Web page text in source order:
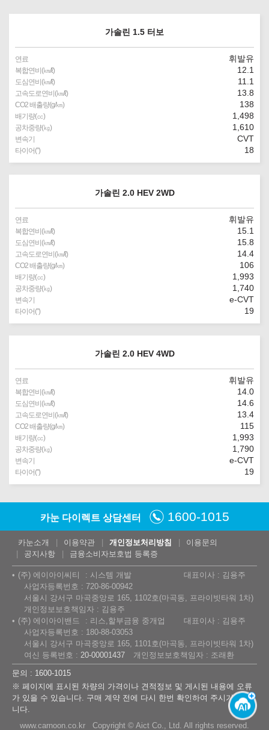
가솔린 1.5 터보
연료 휘발유
복합연비(㎞/ℓ) 12.1
도심연비(㎞/ℓ) 11.1
고속도로연비(㎞/ℓ) 13.8
CO2 배출량(g/㎞) 138
배기량(㏄) 1,498
공차중량(㎏) 1,610
변속기 CVT
타이어(″) 18
가솔린 2.0 HEV 2WD
연료 휘발유
복합연비(㎞/ℓ) 15.1
도심연비(㎞/ℓ) 15.8
고속도로연비(㎞/ℓ) 14.4
CO2 배출량(g/㎞) 106
배기량(㏄) 1,993
공차중량(㎏) 1,740
변속기 e-CVT
타이어(″) 19
가솔린 2.0 HEV 4WD
연료 휘발유
복합연비(㎞/ℓ) 14.0
도심연비(㎞/ℓ) 14.6
고속도로연비(㎞/ℓ) 13.4
CO2 배출량(g/㎞) 115
배기량(㏄) 1,993
공차중량(㎏) 1,790
변속기 e-CVT
타이어(″) 19
카눈 다이렉트 상담센터 1600-1015
카눈소개 이용약관 개인정보처리방침
이용문의
공지사항
금융소비자보호법 등록증
(주) 에이아이씨티 시스템 개발
대표이사 : 김용주
사업자등록번호 : 720-86-00942
서울시 강서구 마곡중앙로 165, 1102호(마곡동, 프라이빗타워 1차)
개인정보보호책임자 : 김용주
(주) 에이아이밴드
리스,할부금융 중개업
대표이사 : 김용주
사업자등록번호 : 180-88-03053
서울시 강서구 마곡중앙로 165, 1101호(마곡동, 프라이빗타워 1차)
여신 등록번호 : 20-00001437
개인정보보호책임자 : 조래환
문의 : 1600-1015
※ 페이지에 표시된 차량의 가격이나 견적정보 및 게시된 내용에 오류
가 있을 수 있습니다. 구매 계약 전에 다시 한번 확인하여 주시기 바랍
니다.
www.carnoon.co.kr Copyright © Aict Co., Ltd. All rights reserved.